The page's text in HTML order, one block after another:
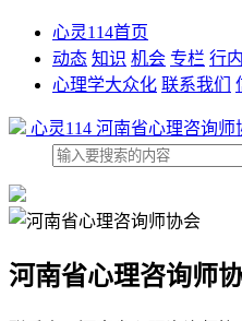
心灵114首页
动态 知识 机会 专栏 行内
心理学大众化 联系我们
心灵114 河南省心理咨询师
河南省心理咨询师